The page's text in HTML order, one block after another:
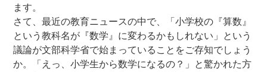
ます。
さて、最近の教育ニュースの中で、「小学校の『算数』
という教科名が『数学』に変わるかもしれない」という
議論が文部科学省で始まっていることをご存知でしょう
か。「えっ、小学生から数学になるの？」と驚かれた方